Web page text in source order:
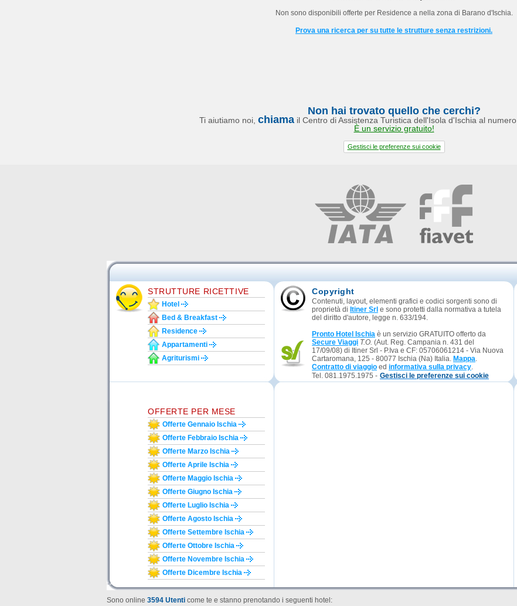
Non sono disponibili offerte per Residence a nella zona di Barano d'Ischia.
Prova una ricerca per su tutte le strutture senza restrizioni.
Non hai trovato quello che cerchi?
Ti aiutiamo noi, chiamail Centro di Assistenza Turistica dell'Isola d'Ischia al numero
È un servizio gratuito!
Gestisci le preferenze sui cookie
STRUTTURE RICETTIVE
Hotel
Bed & Breakfast
Residence
Appartamenti
Agriturismi
Copyright
Contenuti, layout, elementi grafici e codici sorgenti sono di
proprietà di Itiner Srl e sono protetti dalla normativa a tutela
del diritto d'autore, legge n. 633/194.
Pronto Hotel Ischia è un servizio GRATUITO offerto da
Secure Viaggi T.O. (Aut. Reg. Campania n. 431 del
17/09/08) di Itiner Srl - P.Iva e CF: 05706061214 - Via Nuova
Cartaromana, 125 - 80077 Ischia (Na) Italia. Mappa.
Contratto di viaggio ed informativa sulla privacy.
Tel. 081.1975.1975 - Gestisci le preferenze sui cookie
OFFERTE PER MESE
Offerte Gennaio Ischia
Offerte Febbraio Ischia
Offerte Marzo Ischia
Offerte Aprile Ischia
Offerte Maggio Ischia
Offerte Giugno Ischia
Offerte Luglio Ischia
Offerte Agosto Ischia
Offerte Settembre Ischia
Offerte Ottobre Ischia
Offerte Novembre Ischia
Offerte Dicembre Ischia
Sono online 3594 Utenti come te e stanno prenotando i seguenti hotel: